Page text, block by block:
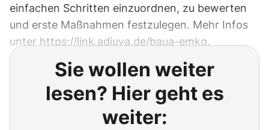
einfachen Schritten einzuordnen, zu bewerten
und erste Maßnahmen festzulegen. Mehr Infos
unter https://link.adiuva.de/baua-emkg.
Sie wollen weiter
lesen? Hier geht es
weiter: